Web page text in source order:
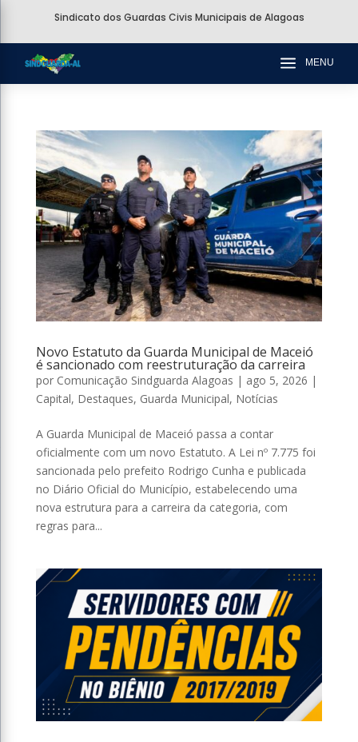
Sindicato dos Guardas Civis Municipais de Alagoas
a MENU
Novo Estatuto da Guarda Municipal de Maceió
é sancionado com reestruturação da carreira
por Comunicação Sindguarda Alagoas | ago 5, 2026 |
Capital, Destaques, Guarda Municipal, Notícias
A Guarda Municipal de Maceió passa a contar
oficialmente com um novo Estatuto. A Lei nº 7.775 foi
sancionada pelo prefeito Rodrigo Cunha e publicada
no Diário Oficial do Município, estabelecendo uma
nova estrutura para a carreira da categoria, com
regras para...